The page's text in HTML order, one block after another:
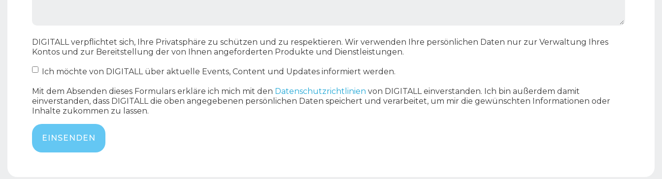
DIGITALL verpflichtet sich, Ihre Privatsphäre zu schützen und zu respektieren. Wir verwenden Ihre persönlichen Daten nur zur Verwaltung Ihres
Kontos und zur Bereitstellung der von Ihnen angeforderten Produkte und Dienstleistungen.
Ich möchte von DIGITALL über aktuelle Events, Content und Updates informiert werden.
Mit dem Absenden dieses Formulars erkläre ich mich mit den Datenschutzrichtlinien von DIGITALL einverstanden. Ich bin außerdem damit
einverstanden, dass DIGITALL die oben angegebenen persönlichen Daten speichert und verarbeitet, um mir die gewünschten Informationen oder
Inhalte zukommen zu lassen.